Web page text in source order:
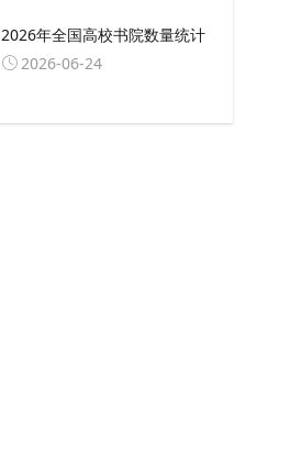
2026年全国高校书院数量统计
2026-06-24